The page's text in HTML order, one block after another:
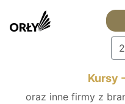
Kursy
oraz inne firmy z